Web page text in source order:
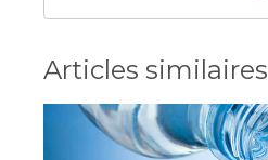
Articles similaires